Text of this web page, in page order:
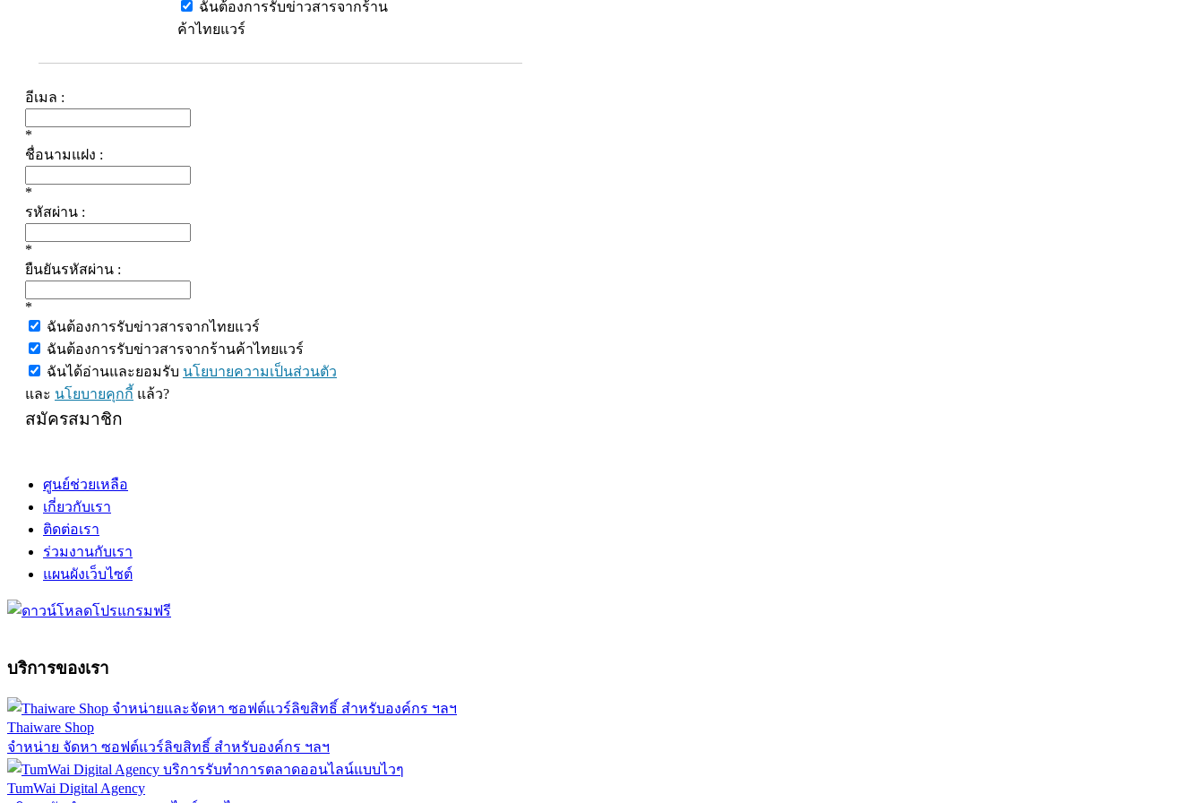
ฉันต้องการรับข่าวสารจากร้าน
ค้าไทยแวร์
อีเมล :
*
ชื่อนามแฝง :
*
รหัสผ่าน :
*
ยืนยันรหัสผ่าน :
*
ฉันต้องการรับข่าวสารจากไทยแวร์
ฉันต้องการรับข่าวสารจากร้านค้าไทยแวร์
ฉันได้อ่านและยอมรับ นโยบายความเป็นส่วนตัว
และ นโยบายคุกกี้ แล้ว?
สมัครสมาชิก
ศูนย์ช่วยเหลือ
เกี่ยวกับเรา
ติดต่อเรา
ร่วมงานกับเรา
แผนผังเว็บไซต์
บริการของเรา
Thaiware Shop
จำหน่าย จัดหา ซอฟต์แวร์ลิขสิทธิ์ สำหรับองค์กร ฯลฯ
TumWai Digital Agency